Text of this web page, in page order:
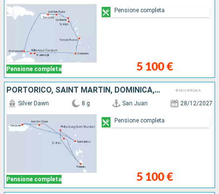
Pensione completa 5 100 €
Pensione completa
PORTORICO, SAINT MARTIN, DOMINICA, ANTIGUA E BARBUDA, JOST VAN DYKE
Pensione completa
Silver Dawn 8 g San Juan 28/12/2027
5 100 €
Pensione completa